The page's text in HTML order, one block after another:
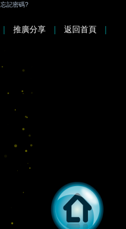
忘記密碼?